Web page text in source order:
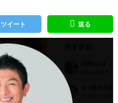
ツイート 送る